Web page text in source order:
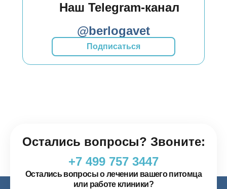
Наш Telegram-канал
@berlogavet
Подписаться
Остались вопросы? Звоните:
+7 499 757 3447
Остались вопросы о лечении вашего питомца
или работе клиники?